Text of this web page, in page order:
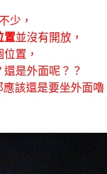
少，
置並沒有開放，
置，
是外面呢？？
應該還是要坐外面嚕